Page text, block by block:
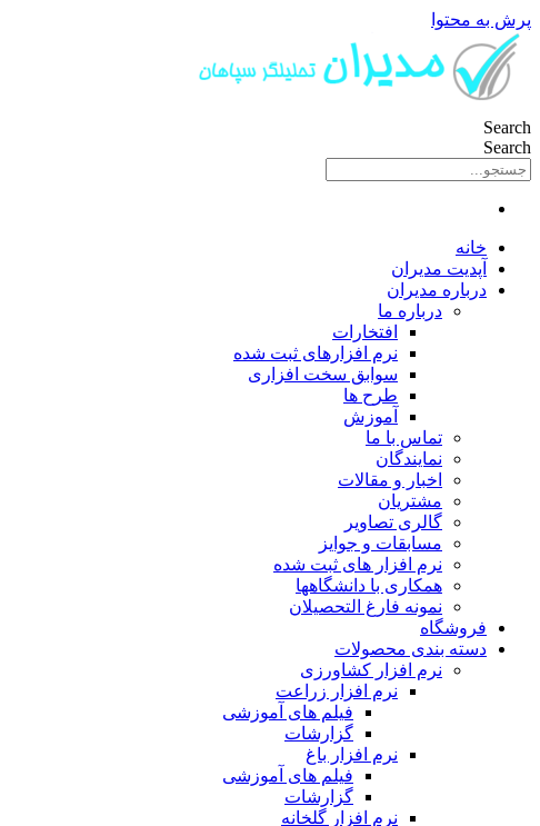
پرش به محتوا
Search
Search
خانه
آپدیت مدیران
درباره مدیران
درباره ما
افتخارات
نرم افزارهای ثبت شده
سوابق سخت افزاری
طرح ها
آموزش
تماس با ما
نمایندگان
اخبار و مقالات
مشتریان
گالری تصاویر
مسابقات و جوایز
نرم افزار های ثبت شده
همکاری با دانشگاهها
نمونه فارغ التحصیلان
فروشگاه
دسته بندی محصولات
نرم افزار کشاورزی
نرم افزار زراعت
فیلم های آموزشی
گزارشات
نرم افزار باغ
فیلم های آموزشی
گزارشات
نرم افزار گلخانه